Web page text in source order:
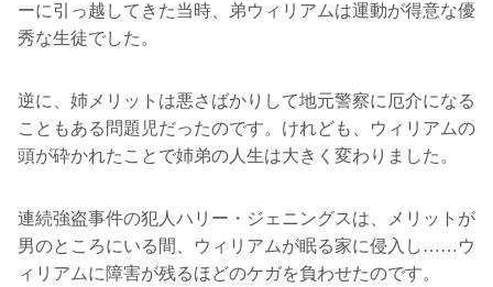
ーに引っ越してきた当時、弟ウィリアムは運動が得意な優
秀な生徒でした。
逆に、姉メリットは悪さばかりして地元警察に厄介になる
こともある問題児だったのです。けれども、ウィリアムの
頭が砕かれたことで姉弟の人生は大きく変わりました。
連続強盗事件の犯人ハリー・ジェニングスは、メリットが
男のところにいる間、ウィリアムが眠る家に侵入し……ウ
ィリアムに障害が残るほどのケガを負わせたのです。